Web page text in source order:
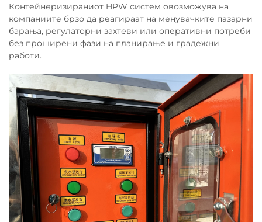
Контейнеризираниот HPW систем овозможува на
компаниите брзо да реагираат на менувачките пазарни
барања, регулаторни захтеви или оперативни потреби
без проширени фази на планирање и градежни
работи.